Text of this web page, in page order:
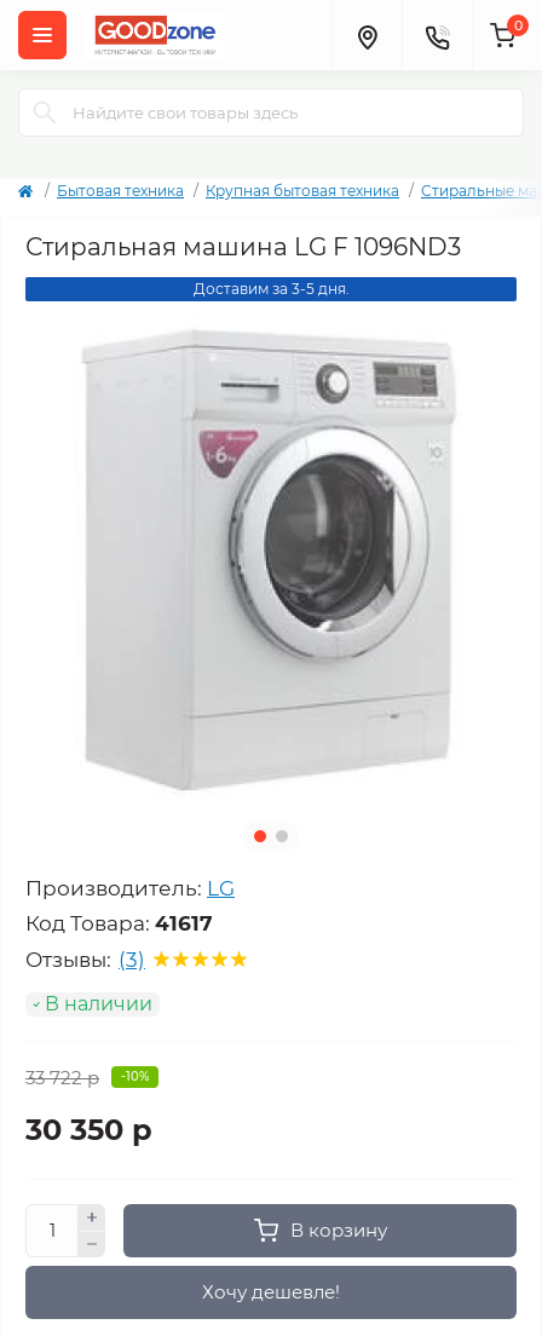
0
Бытовая техника Крупная бытовая техника Стиральные
Стиральная машина LG F 1096ND3
Доставим за 3-5 дня.
Производитель: LG
Код Товара: 41617
Отзывы: (3)
В наличии
33 722 р -10%
30 350 р
В корзину
Хочу дешевле!